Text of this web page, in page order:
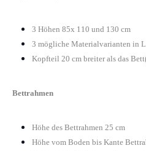
3 Höhen 85x 110 und 130 cm
3 mögliche Materialvarianten in
Kopfteil 20 cm breiter als das
Bettrahmen
Höhe des Bettrahmen 25 cm
Höhe vom Boden bis Kante